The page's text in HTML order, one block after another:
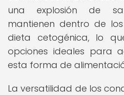
una explosión de
mantienen dentro de
dieta cetogénica, lo
opciones ideales para
esta forma de
La versatilidad de los